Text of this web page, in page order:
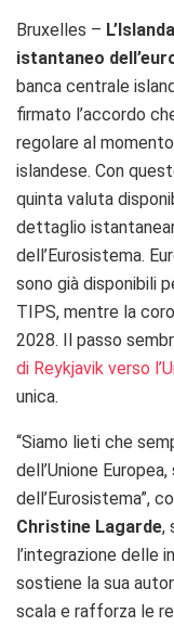
Bruxelles –
istantaneo
banca centrale
firmato l’accordo
regolare al
islandese. Con
quinta valuta
dettaglio
dell’Eurosistema.
sono già disponibili
TIPS, mentre la
2028. Il passo
di Reykjavik verso
unica.
“Siamo lieti che
dell’Unione
dell’Eurosistema”,
Christine Lagarde,
l’integrazione delle
sostiene la sua
scala e rafforza le